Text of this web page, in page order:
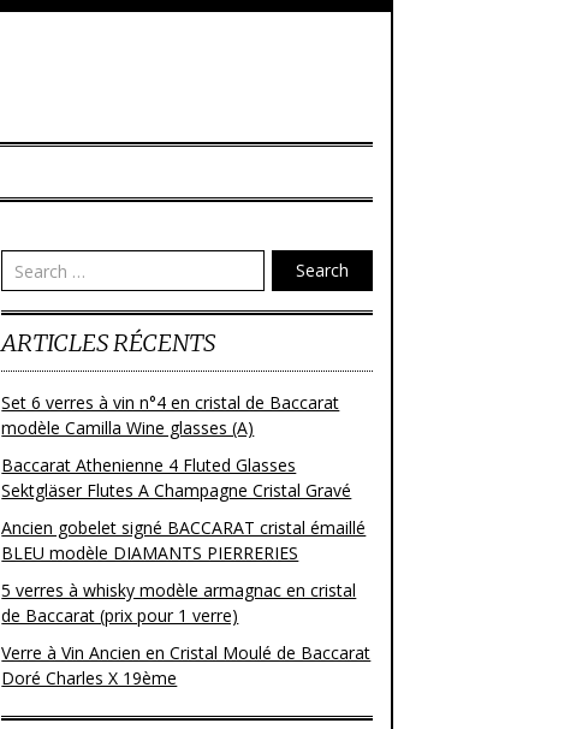
Search
ARTICLES RÉCENTS
Set 6 verres à vin n°4 en cristal de Baccarat
modèle Camilla Wine glasses (A)
Baccarat Athenienne 4 Fluted Glasses
Sektgläser Flutes A Champagne Cristal Gravé
Ancien gobelet signé BACCARAT cristal émaillé
BLEU modèle DIAMANTS PIERRERIES
5 verres à whisky modèle armagnac en cristal
de Baccarat (prix pour 1 verre)
Verre à Vin Ancien en Cristal Moulé de Baccarat
Doré Charles X 19ème